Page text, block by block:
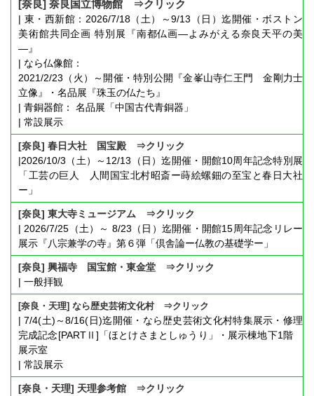
[奈良] 奈良国立博物館 ⇒クリック
| 東・西新館：2026/7/18（土）～9/13（日）迄開催・ボストン
美術館共同企画 特別展『南都仏画―よみがえる奈良天平の美
―』
| なら仏像館：
2021/2/23（火）～開催・特別公開『金峯山寺仁王門 金剛力士
立像』・名品展『珠玉の仏たち』
| 青銅器館： 名品展「中国古代青銅器」
| 常設展示
[奈良] 春日大社 国宝殿 ⇒クリック
|2026/10/3（土）～12/13（日）迄開催・開館10周年記念特別展
「工芸の巨人 人間国宝北村昭斎ー蒔絵螺鈿の至宝と春日大社
ー」
[奈良] 東大寺ミュージアム ⇒クリック
| 2026/7/25（土）～ 8/23（日）迄開催・開館15周年記念リレー
展示『八宗兼学の寺』第６弾「倶舎論ー仏教の基礎学ー」
[奈良] 興福寺 国宝館・東金堂 ⇒クリック
| 一般拝観
[奈良・天理] なら歴史芸術文化村 ⇒クリック
| 7/4(土)～8/16(日)迄開催・なら歴史芸術文化村特集展示・修理
完成記念[PARTⅡ]「ほとけさまとしゅうり」・展示棟地下1階
展示室
| 常設展示
[奈良・天理] 天理参考館 ⇒クリック